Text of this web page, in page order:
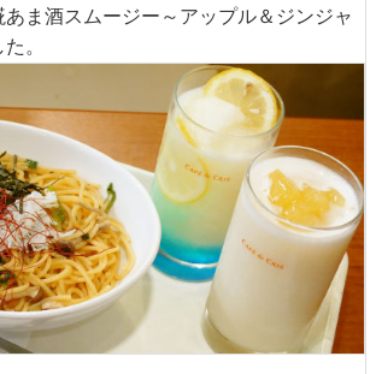
ま酒スムージー～アップル＆ジンジャ
。